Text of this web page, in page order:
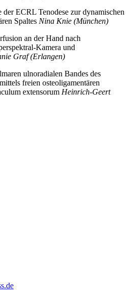
ECRL Tenodese zur dynamischen
Spaltes Nina Knie (München)
an der Hand nach
Kamera und
Graf (Erlangen)
ulnoradialen Bandes des
freien osteoligamentären
extensorum Heinrich-Geert